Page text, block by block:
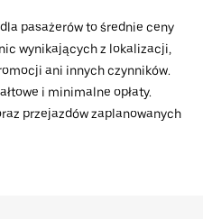
pasażerów to średnie ceny
wynikających z lokalizacji,
ani innych czynników.
i minimalne opłaty.
przejazdów zaplanowanych